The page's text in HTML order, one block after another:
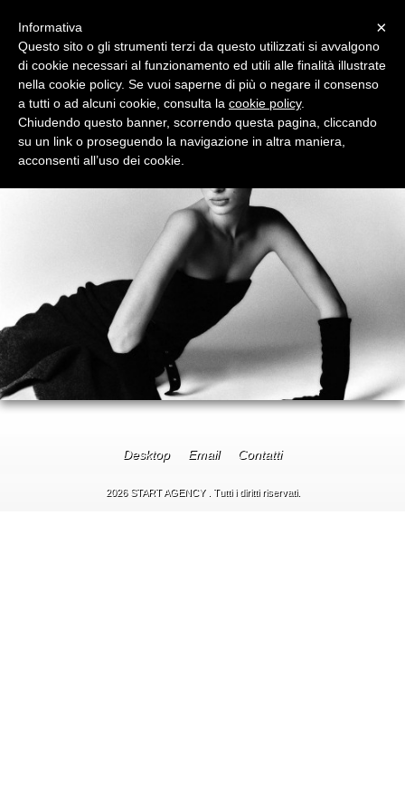
Desktop Email Contatti
2026 START AGENCY . Tutti i diritti riservati.
×
Informativa
Questo sito o gli strumenti terzi da questo utilizzati si avvalgono
di cookie necessari al funzionamento ed utili alle finalità illustrate
nella cookie policy. Se vuoi saperne di più o negare il consenso
a tutti o ad alcuni cookie, consulta la cookie policy.
Chiudendo questo banner, scorrendo questa pagina, cliccando
su un link o proseguendo la navigazione in altra maniera,
acconsenti all’uso dei cookie.